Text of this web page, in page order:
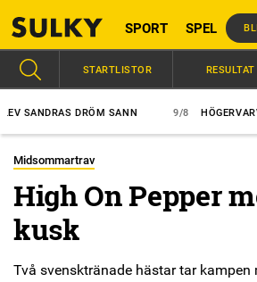
SPORT SPEL
DRÖM SANN HÖGERVARV
STARTLISTOR RESULTAT
Midsommartrav
High On Pepper
kusk
Två svensktränade hästar tar kampen